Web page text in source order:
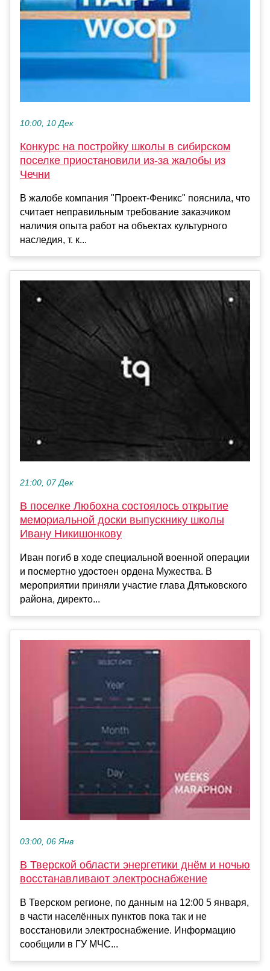
10:00, 10 Дек
Конкурс на постройку школы в сибирском
поселке приостановили из-за жалобы из
Чечни
В жалобе компания "Проект-Феникс" пояснила, что
считает неправильным требование заказчиком
наличия опыта работ на объектах культурного
наследия, т. к...
21:00, 07 Дек
В поселке Любохна состоялось открытие
мемориальной доски выпускнику школы
Ивану Никишонкову
Иван погиб в ходе специальной военной операции
и посмертно удостоен ордена Мужества. В
мероприятии приняли участие глава Дятьковского
района, директо...
03:00, 06 Янв
В Тверской области энергетики днём и ночью
восстанавливают электроснабжение
В Тверском регионе, по данным на 12:00 5 января,
в части населённых пунктов пока так и не
восстановили электроснабжение. Информацию
сообщили в ГУ МЧС...